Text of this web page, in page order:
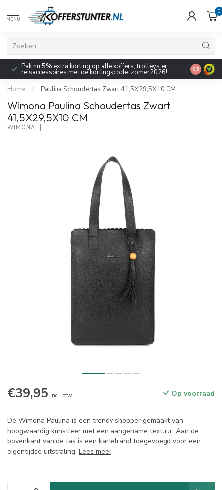
MENU
0
Pak nu 5% extra korting op alle koffers, trolleys en
reisaccessoires met de kortingscode: zomer2026! 9.5
Home / Paulina Schoudertas Zwart 41,5X29,5X10 CM
Wimona Paulina Schoudertas Zwart
41,5X29,5X10 CM
WIMONA
€39,95 Incl. btw Op voorraad
De Wimona Paulina is een trendy shopper gemaakt van
hoogwaardig kunstleer met een aangename textuur. Aan de
bovenkant van de tas is een kartelrand toegevoegd voor een
eigentijdse uitstraling. Lees meer.